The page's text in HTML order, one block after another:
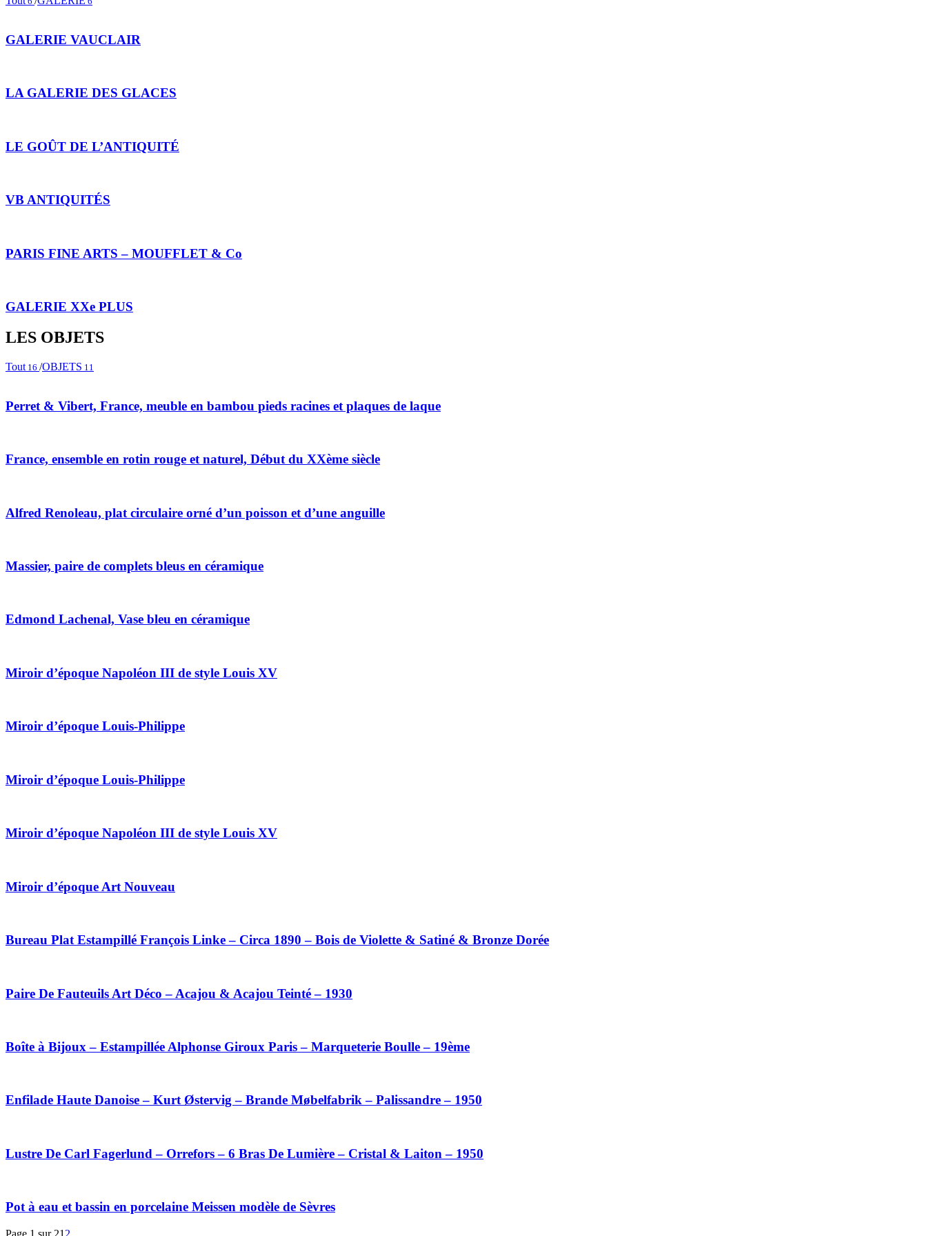
GALERIE VAUCLAIR
LA GALERIE DES GLACES
LE GOÛT DE L’ANTIQUITÉ
VB ANTIQUITÉS
PARIS FINE ARTS – MOUFFLET & Co
GALERIE XXe PLUS
LES OBJETS
Tout16 /OBJETS 11
Perret & Vibert, France, meuble en bambou pieds racines et plaques de laque
France, ensemble en rotin rouge et naturel, Début du XXème siècle
Alfred Renoleau, plat circulaire orné d’un poisson et d’une anguille
Massier, paire de complets bleus en céramique
Edmond Lachenal, Vase bleu en céramique
Miroir d’époque Napoléon III de style Louis XV
Miroir d’époque Louis-Philippe
Miroir d’époque Louis-Philippe
Miroir d’époque Napoléon III de style Louis XV
Miroir d’époque Art Nouveau
Bureau Plat Estampillé François Linke – Circa 1890 – Bois de Violette & Satiné & Bronze Dorée
Paire De Fauteuils Art Déco – Acajou & Acajou Teinté – 1930
Boîte à Bijoux – Estampillée Alphonse Giroux Paris – Marqueterie Boulle – 19ème
Enfilade Haute Danoise – Kurt Østervig – Brande Møbelfabrik – Palissandre – 1950
Lustre De Carl Fagerlund – Orrefors – 6 Bras De Lumière – Cristal & Laiton – 1950
Pot à eau et bassin en porcelaine Meissen modèle de Sèvres
Page 1 sur 21 2